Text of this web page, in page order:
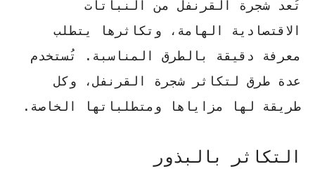
تُعد شجرة القرنفل من النباتات
الاقتصادية الهامة، وتكاثرها يتطلب
معرفة دقيقة بالطرق المناسبة. تُستخدم
عدة طرق لتكاثر شجرة القرنفل، وكل
طريقة لها مزاياها ومتطلباتها الخاصة.
التكاثر بالبذور